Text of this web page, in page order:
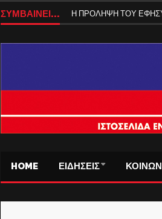
ΣΥΜΒΑΙΝΕΙ... ΒΑΣΩ ΜΠΟΓΡΗ-Η
HOME ΕΙΔΗΣΕΙΣ